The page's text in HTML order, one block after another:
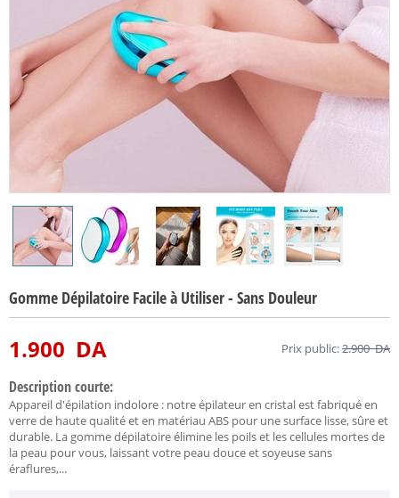
Gomme Dépilatoire Facile à Utiliser - Sans Douleur
1.900 DA Prix public:2.900DA
Description courte:
Appareil d'épilation indolore : notre épilateur en cristal est fabriqué en
verre de haute qualité et en matériau ABS pour une surface lisse, sûre et
durable. La gomme dépilatoire élimine les poils et les cellules mortes de
la peau pour vous, laissant votre peau douce et soyeuse sans
éraflures,...